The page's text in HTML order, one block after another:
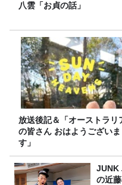
八雲「お貞の話」
放送後記＆「オーストラリ
の皆さん おはようございま
す」
JUNK バナナマン「約３か月ぶりに登場
の近